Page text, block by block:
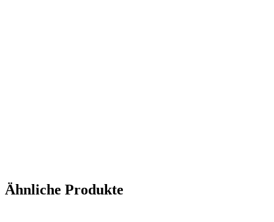
Ähnliche Produkte